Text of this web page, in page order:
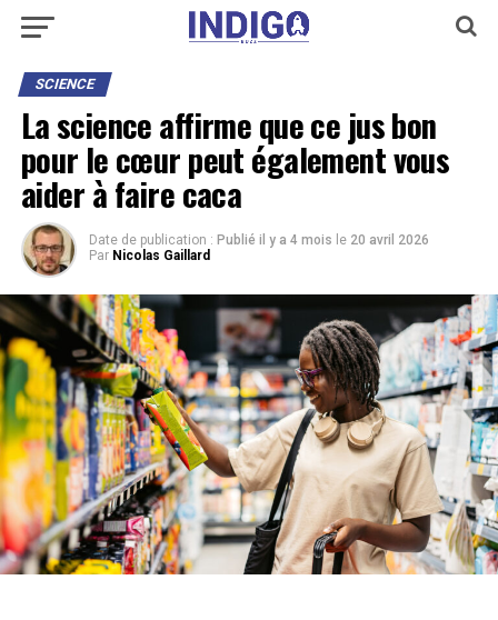
SCIENCE
La science affirme que ce jus bon
pour le cœur peut également vous
aider à faire caca
Date de publication : Publié il y a 4 mois le 20 avril 2026
Par Nicolas Gaillard